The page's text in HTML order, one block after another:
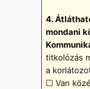
4.
mondani
titkolózás
a
☐ Van